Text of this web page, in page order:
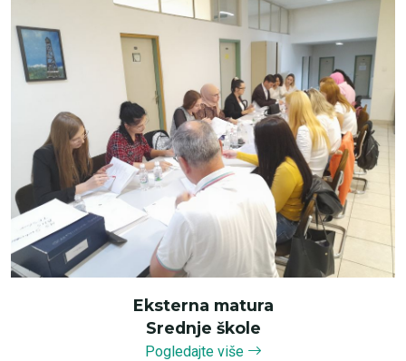
Eksterna matura
Srednje škole
Pogledajte više